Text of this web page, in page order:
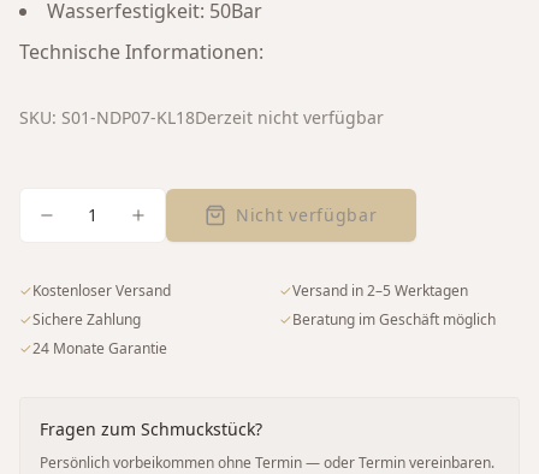
Wasserfestigkeit: 50Bar
Technische Informationen:
SKU: S01-NDP07-KL18Derzeit nicht verfügbar
1 Nicht verfügbar
✓Kostenloser Versand ✓Versand in 2–5 Werktagen
✓Sichere Zahlung ✓Beratung im Geschäft möglich
✓24 Monate Garantie
Fragen zum Schmuckstück?
Persönlich vorbeikommen ohne Termin — oder Termin vereinbaren.